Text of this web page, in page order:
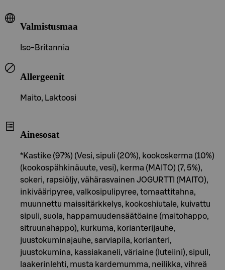
Valmistusmaa
Iso-Britannia
Allergeenit
Maito, Laktoosi
Ainesosat
*Kastike (97%) (Vesi, sipuli (20%), kookoskerma (10%)
(kookospähkinäuute, vesi), kerma (MAITO) (7, 5%),
sokeri, rapsiöljy, vähärasvainen JOGURTTI (MAITO),
inkivääripyree, valkosipulipyree, tomaattitahna,
muunnettu maissitärkkelys, kookoshiutale, kuivattu
sipuli, suola, happamuudensäätöaine (maitohappo,
sitruunahappo), kurkuma, korianterijauhe,
juustokuminajauhe, sarviapila, korianteri,
juustokumina, kassiakaneli, väriaine (luteiini), sipuli,
laakerinlehti, musta kardemumma, neilikka, vihreä